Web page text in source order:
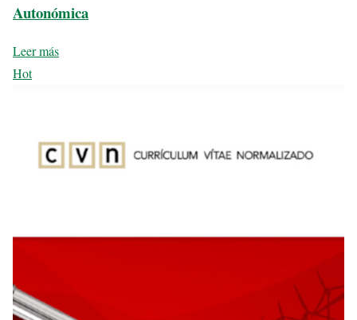
Autonómica
Leer más
Hot